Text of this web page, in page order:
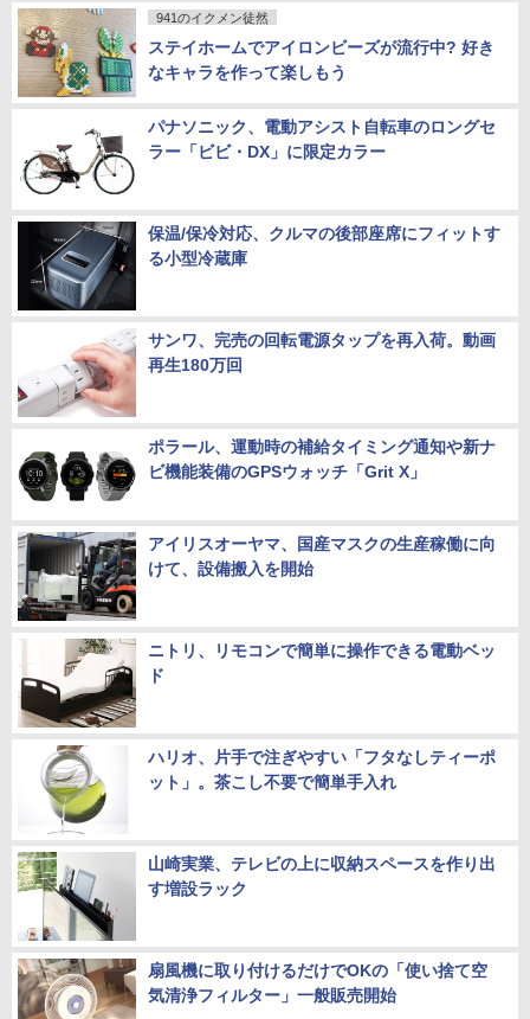
941のイクメン徒然
ステイホームでアイロンビーズが流行中? 好き
なキャラを作って楽しもう
パナソニック、電動アシスト自転車のロングセ
ラー「ビビ・DX」に限定カラー
保温/保冷対応、クルマの後部座席にフィットす
る小型冷蔵庫
サンワ、完売の回転電源タップを再入荷。動画
再生180万回
ポラール、運動時の補給タイミング通知や新ナ
ビ機能装備のGPSウォッチ「Grit X」
アイリスオーヤマ、国産マスクの生産稼働に向
けて、設備搬入を開始
ニトリ、リモコンで簡単に操作できる電動ベッ
ド
ハリオ、片手で注ぎやすい「フタなしティーポ
ット」。茶こし不要で簡単手入れ
山崎実業、テレビの上に収納スペースを作り出
す増設ラック
扇風機に取り付けるだけでOKの「使い捨て空
気清浄フィルター」一般販売開始